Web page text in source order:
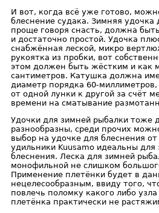
И вот, когда всё уже готово,
блеснение судака. Зимняя удочка
проще говоря снасть, должна
и достаточно простой. Удочка
снабжённая леской, микро
рукоятка из пробки, вот
этом должен быть жёстким и как
сантиметров. Катушка должна
диаметр порядка 60-
от одной лунки к другой за счёт
времени на сматывание
Удочки для зимней рыбалки тоже
разнообразны, среди прочих
выбор на удочке для блеснения
удильники Kuusamo идеальны для
блеснения. Леска для зимней
монофильной не слишком
Применение плетёнки будет в
нецелесообразным, ввиду того,
повлечь поломку какого либо
плетёнка практически не